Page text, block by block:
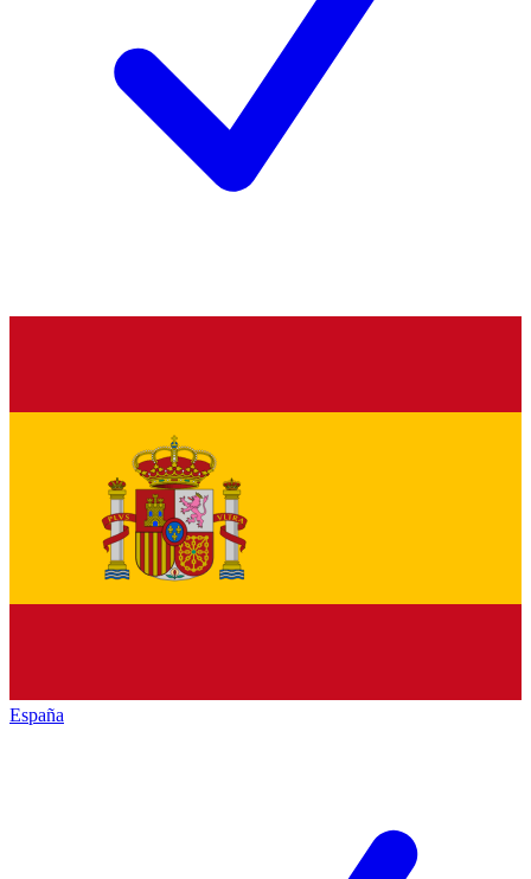
España